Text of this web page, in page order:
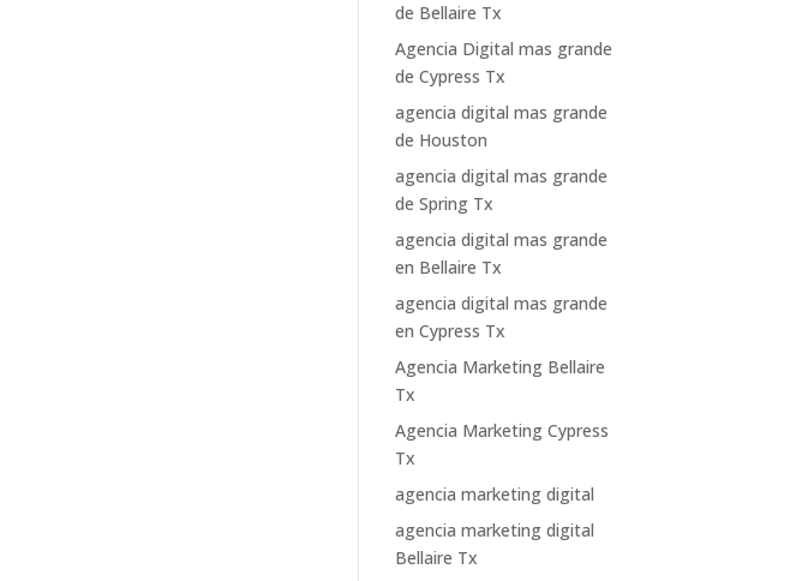
de Bellaire Tx
Agencia Digital mas grande
de Cypress Tx
agencia digital mas grande
de Houston
agencia digital mas grande
de Spring Tx
agencia digital mas grande
en Bellaire Tx
agencia digital mas grande
en Cypress Tx
Agencia Marketing Bellaire
Tx
Agencia Marketing Cypress
Tx
agencia marketing digital
agencia marketing digital
Bellaire Tx